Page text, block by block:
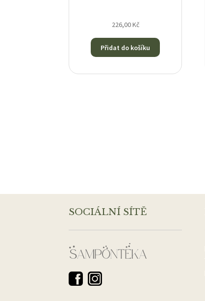
226,00Kč
Přidat do košíku
SOCIÁLNÍ SÍTĚ